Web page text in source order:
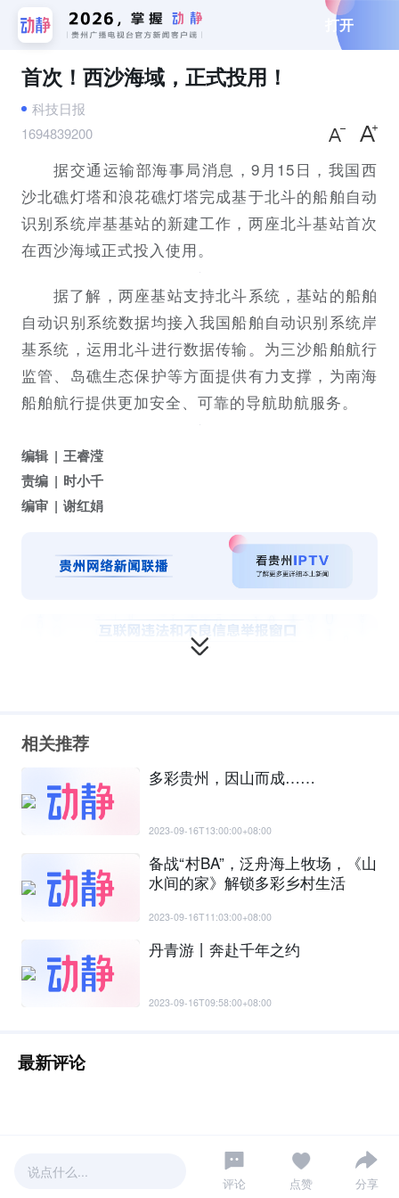
打开
首次！西沙海域，正式投用！
科技日报
1694839200
据交通运输部海事局消息，9月15日，我国西
沙北礁灯塔和浪花礁灯塔完成基于北斗的船舶自动
识别系统岸基基站的新建工作，两座北斗基站首次
在西沙海域正式投入使用。
据了解，两座基站支持北斗系统，基站的船舶
自动识别系统数据均接入我国船舶自动识别系统岸
基系统，运用北斗进行数据传输。为三沙船舶航行
监管、岛礁生态保护等方面提供有力支撑，为南海
船舶航行提供更加安全、可靠的导航助航服务。
编辑
王睿滢
责编
时小千
编审
谢红娟
说点什么...
评论 点赞 分享
相关推荐
多彩贵州，因山而成……
2023-09-16T13:00:00+08:00
备战“村BA”，泛舟海上牧场，《山
水间的家》解锁多彩乡村生活
2023-09-16T11:03:00+08:00
丹青游丨奔赴千年之约
2023-09-16T09:58:00+08:00
最新评论